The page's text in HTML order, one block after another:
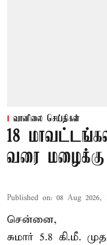
வானிலை செய்திகள்
18
வரை மழைக்கு
Published on: 08 Aug 2026,
சென்னை,
சுமார் 5.8 கி.மீ.